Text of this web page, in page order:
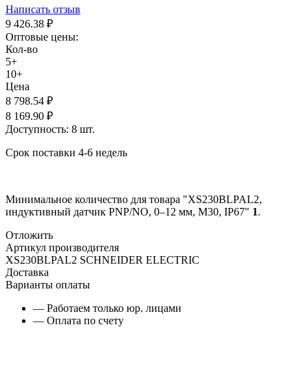
Написать отзыв
9 426.38 ₽
Оптовые цены:
Кол-во
5+
10+
Цена
8 798.54 ₽
8 169.90 ₽
Доступность: 8 шт.
Срок поставки 4-6 недель
Минимальное количество для товара "XS230BLPAL2,
индуктивный датчик PNP/NO, 0–12 мм, М30, IP67" 1.
Отложить
Артикул производителя
XS230BLPAL2 SCHNEIDER ELECTRIC
Доставка
Варианты оплаты
— Работаем только юр. лицами
— Оплата по счету